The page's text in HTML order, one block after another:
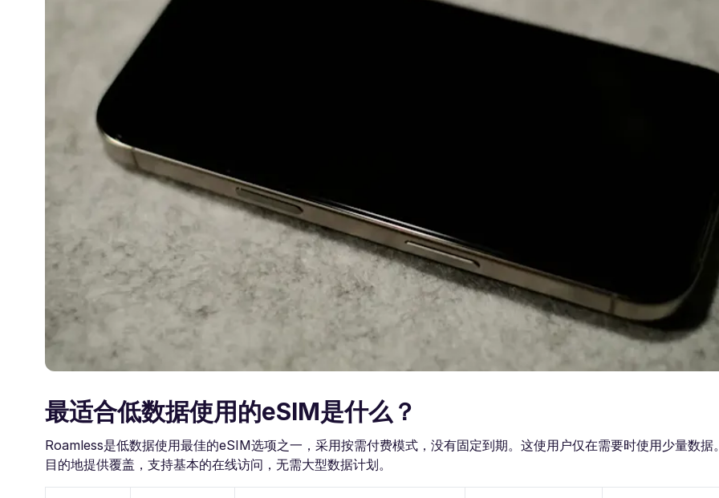
最适合低数据使用的eSIM是什么？
Roamless是低数据使用最佳的eSIM选项之一，采用按需付费模式，没有固定到期。这使用户仅在需要时使用少量数据
目的地提供覆盖，支持基本的在线访问，无需大型数据计划。